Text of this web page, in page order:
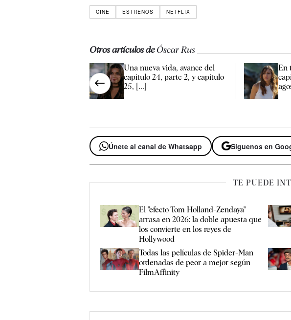
CINE ESTRENOS NETFLIX
Otros artículos deÓscar Rus
Una nueva vida, avance del
capítulo 24, parte 2, y capítulo
25, [...]
En
Únete al canal de Whatsapp Síguenos en
TE PUEDE
El "efecto Tom Holland-Zendaya"
arrasa en 2026: la doble apuesta que
los convierte en los reyes de
Hollywood
Todas las películas de Spider-Man
ordenadas de peor a mejor según
FilmAffinity